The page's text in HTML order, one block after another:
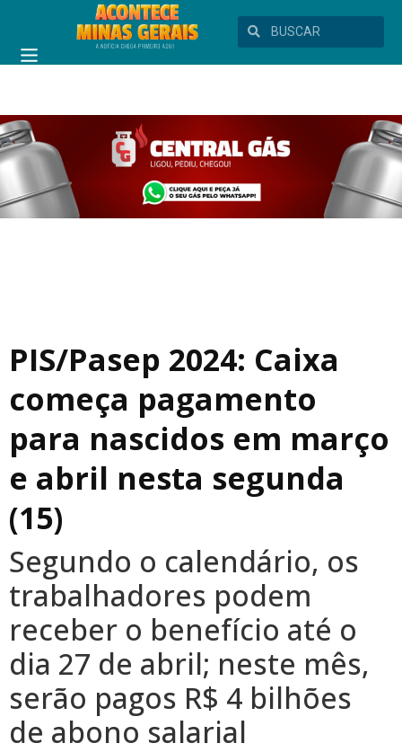
PIS/Pasep 2024: Caixa
começa pagamento
para nascidos em março
e abril nesta segunda
(15)
Segundo o calendário, os
trabalhadores podem
receber o benefício até o
dia 27 de abril; neste mês,
serão pagos R$ 4 bilhões
de abono salarial